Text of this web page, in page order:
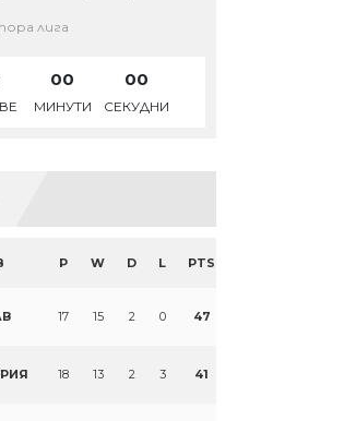
лига
00
МИНУТИ
00
СЕКУДНИ
P W D L PTS
17 15 2 0 47
18 13 2 3 41